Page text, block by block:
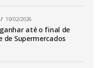
10/02/2026
até o final de
de Supermercados